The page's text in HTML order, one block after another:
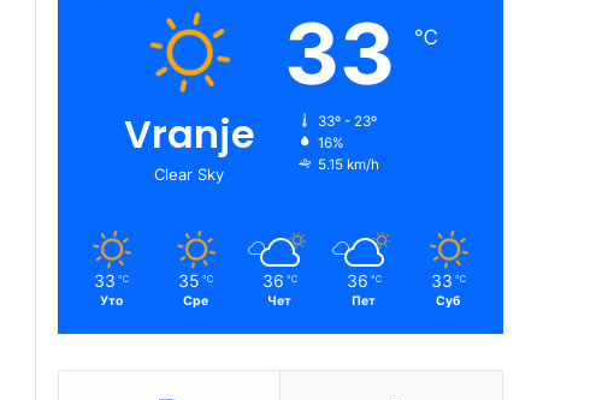
Vranje
Clear Sky
33 ℃
33º - 23º
16%
5.15 km/h
33 ℃
Уто
35 ℃
Сре
36 ℃
Чет
36 ℃
Пет
33 ℃
Суб